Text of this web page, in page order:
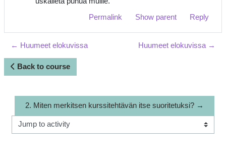
Permalink
Show parent Reply
← Huumeet elokuvissa Huumeet elokuvissa →
Back to course
Jump to activity
2. Miten merkitsen kurssitehtävän itse suoritetuksi? →